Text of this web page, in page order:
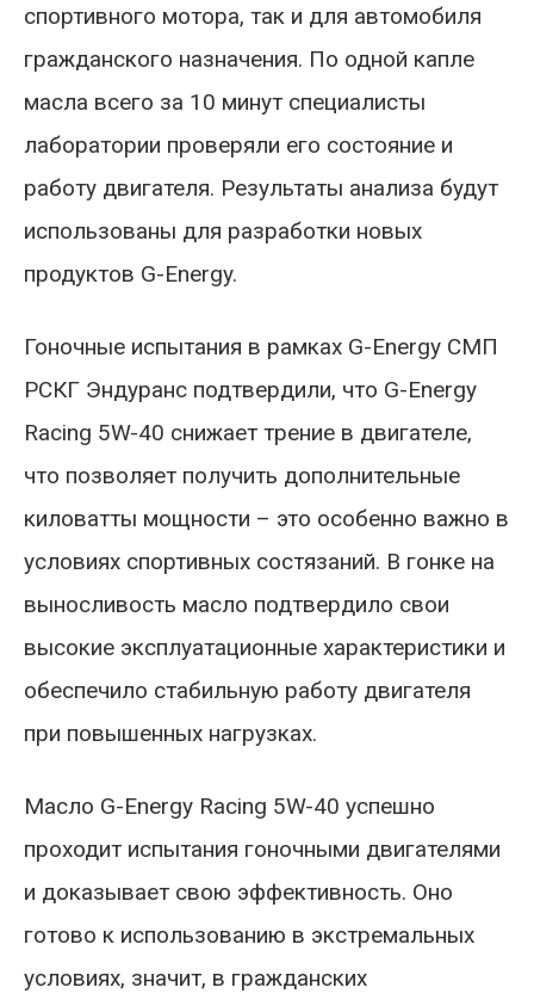
спортивного мотора, так и для автомобиля
гражданского назначения. По одной капле
масла всего за 10 минут специалисты
лаборатории проверяли его состояние и
работу двигателя. Результаты анализа будут
использованы для разработки новых
продуктов G-Energy.
Гоночные испытания в рамках G-Energy СМП
РСКГ Эндуранс подтвердили, что G-Energy
Racing 5W-40 снижает трение в двигателе,
что позволяет получить дополнительные
киловатты мощности – это особенно важно в
условиях спортивных состязаний. В гонке на
выносливость масло подтвердило свои
высокие эксплуатационные характеристики и
обеспечило стабильную работу двигателя
при повышенных нагрузках.
Масло G-Energy Racing 5W-40 успешно
проходит испытания гоночными двигателями
и доказывает свою эффективность. Оно
готово к использованию в экстремальных
условиях, значит, в гражданских